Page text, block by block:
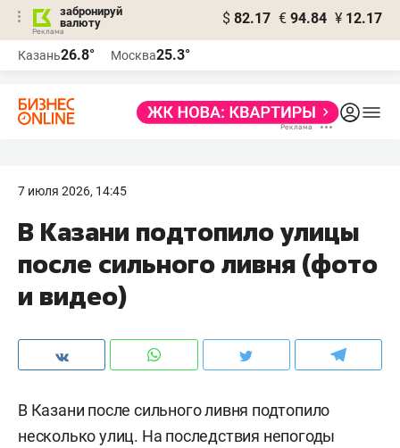
забронируй
валюту
$ 82.17 € 94.84 ¥ 12.17
Казань26.8° Москва25.3°
7 июля 2026, 14:45
В Казани подтопило улицы
после сильного ливня (фото
и видео)
В Казани после сильного ливня подтопило
несколько улиц. На последствия непогоды